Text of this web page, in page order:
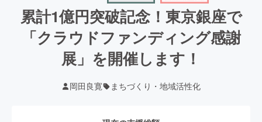
累計1億円突破記念！東京銀座で
「クラウドファンディング感謝
展」を開催します！
岡田良寛 まちづくり・地域活性化